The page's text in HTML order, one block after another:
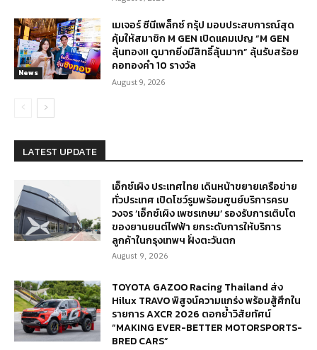
News
เมเจอร์ ซีนีเพล็กซ์ กรุ้ป มอบประสบการณ์สุด
คุ้มให้สมาชิก M GEN เปิดแคมเปญ “M GEN
ลุ้นทอง!! ดูมากยิ่งมีสิทธิ์ลุ้นมาก” ลุ้นรับสร้อย
คอทองคำ 10 รางวัล
August 9, 2026
LATEST UPDATE
เอ็กซ์เผิง ประเทศไทย เดินหน้าขยายเครือข่าย
ทั่วประเทศ เปิดโชว์รูมพร้อมศูนย์บริการครบ
วงจร ‘เอ็กซ์เผิง เพชรเกษม’ รองรับการเติบโต
ของยานยนต์ไฟฟ้า ยกระดับการให้บริการ
ลูกค้าในกรุงเทพฯ ฝั่งตะวันตก
August 9, 2026
TOYOTA GAZOO Racing Thailand ส่ง
Hilux TRAVO พิสูจน์ความแกร่ง พร้อมสู้ศึกใน
รายการ AXCR 2026 ตอกย้ำวิสัยทัศน์
“MAKING EVER-BETTER MOTORSPORTS-
BRED CARS”